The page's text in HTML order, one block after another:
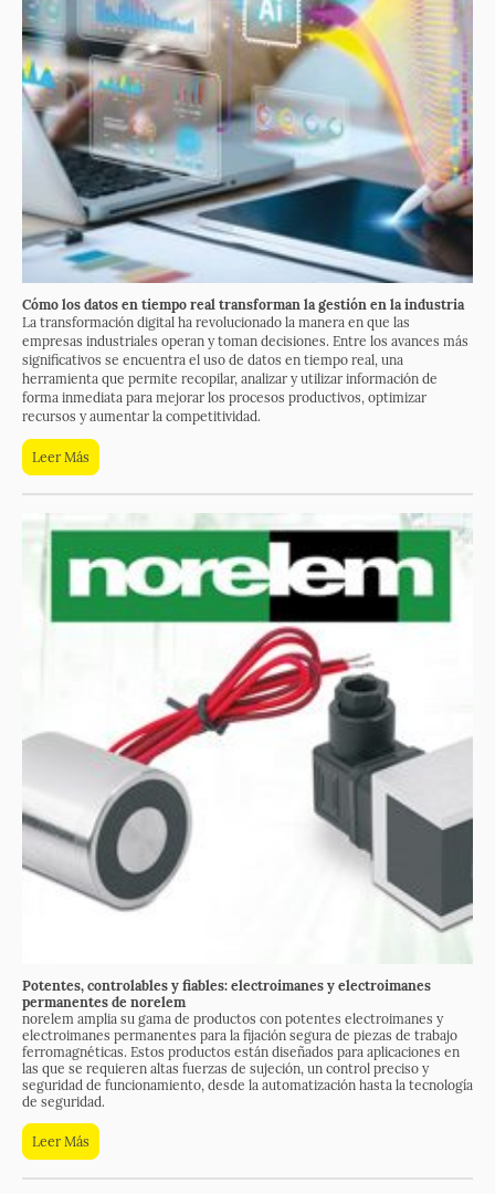
Cómo los datos en tiempo real transforman la gestión en la industria
La transformación digital ha revolucionado la manera en que las
empresas industriales operan y toman decisiones. Entre los avances más
significativos se encuentra el uso de datos en tiempo real, una
herramienta que permite recopilar, analizar y utilizar información de
forma inmediata para mejorar los procesos productivos, optimizar
recursos y aumentar la competitividad.
Leer Más
Potentes, controlables y fiables: electroimanes y electroimanes
permanentes de norelem
norelem amplia su gama de productos con potentes electroimanes y
electroimanes permanentes para la fijación segura de piezas de trabajo
ferromagnéticas. Estos productos están diseñados para aplicaciones en
las que se requieren altas fuerzas de sujeción, un control preciso y
seguridad de funcionamiento, desde la automatización hasta la tecnología
de seguridad.
Leer Más